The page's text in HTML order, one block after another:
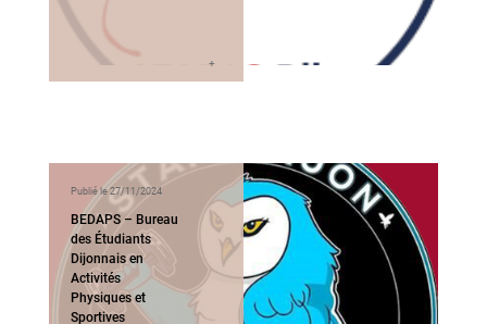
Publié le 27/11/2024
BEDAPS – Bureau
des Étudiants
Dijonnais en
Activités
Physiques et
Sportives